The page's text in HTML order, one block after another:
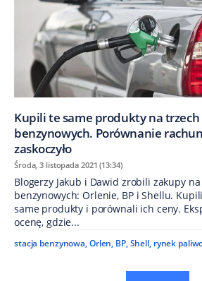
Kupili te same produkty na trzech
benzynowych. Porównanie
zaskoczyło
Środa, 3 listopada 2021 (13:34)
Blogerzy Jakub i Dawid zrobili zakupy
benzynowych: Orlenie, BP i Shellu.
same produkty i porównali ich ceny.
ocenę, gdzie...
stacja benzynowa,Orlen, BP,Shell, rynek